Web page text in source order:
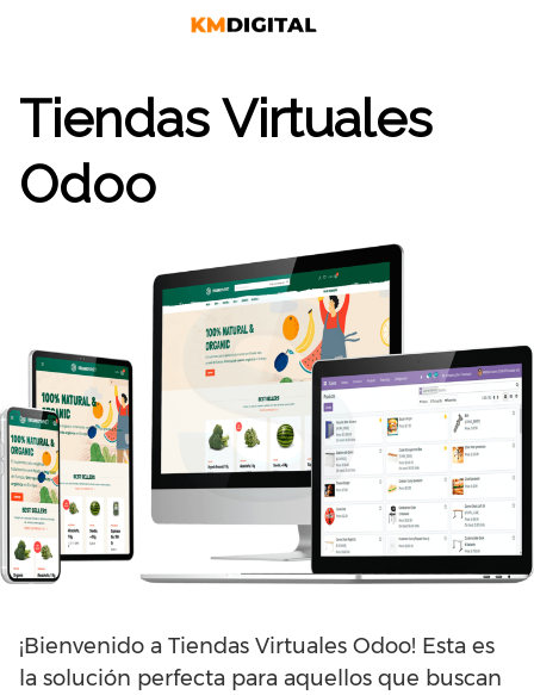
Tiendas Virtuales
Odoo
¡Bienvenido a Tiendas Virtuales Odoo! Esta es
la solución perfecta para aquellos que buscan